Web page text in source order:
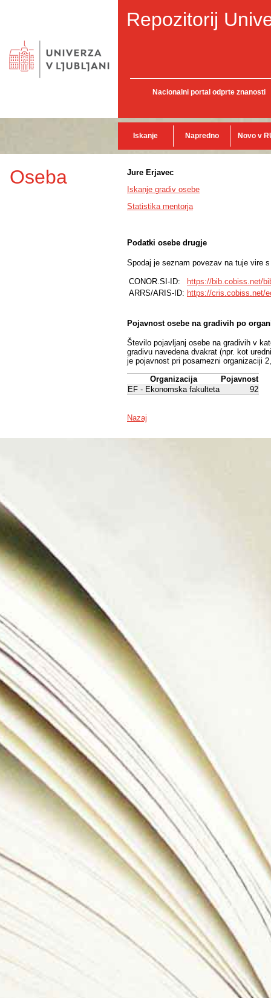
Repozitorij
Nacionalni portal odprte znanosti
Iskanje Napredno Novo v
Oseba
Jure Erjavec
Iskanje gradiv osebe
Statistika mentorja
Podatki osebe drugje
Spodaj je seznam povezav na tuje vire
CONOR.SI-ID:
https://bib.cobiss.net/
ARRS/ARIS-ID: https://cris.cobiss.net/
Pojavnost osebe na gradivih po
Število pojavljanj osebe na gradivih v
gradivu navedena dvakrat (npr. kot
je pojavnost pri posamezni organizaciji
Organizacija
Pojavnost
EF - Ekonomska fakulteta
92
Nazaj